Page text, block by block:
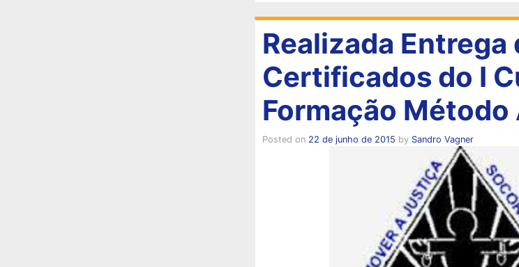
Realizada Entrega
Certificados do I
Formação Método
Posted on 22 de junho de 2015 by Sandro Vagner